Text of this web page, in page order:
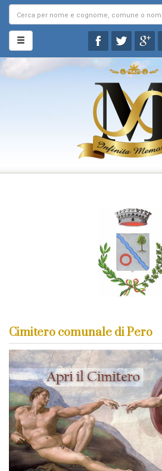
Cimitero comunale di Pero